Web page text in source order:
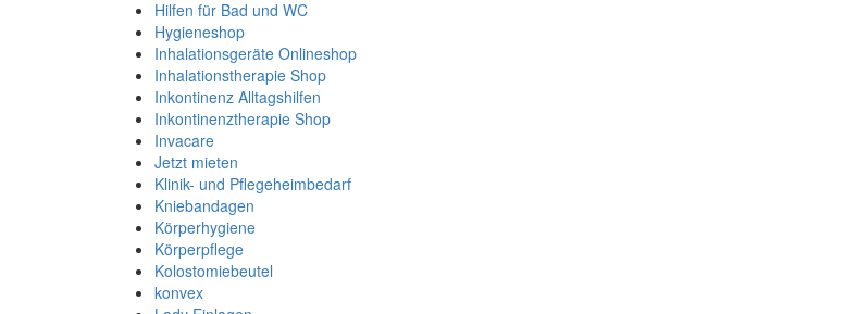
Hilfen für Bad und WC
Hygieneshop
Inhalationsgeräte Onlineshop
Inhalationstherapie Shop
Inkontinenz Alltagshilfen
Inkontinenztherapie Shop
Invacare
Jetzt mieten
Klinik- und Pflegeheimbedarf
Kniebandagen
Körperhygiene
Körperpflege
Kolostomiebeutel
konvex